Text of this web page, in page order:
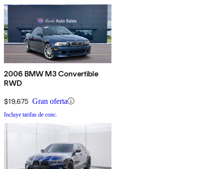
2006 BMW M3 Convertible
RWD
$19,675 Gran oferta
Incluye tarifas de conc.